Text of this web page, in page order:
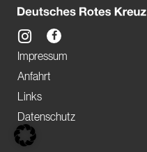
Impressum
Anfahrt
Links
Datenschutz